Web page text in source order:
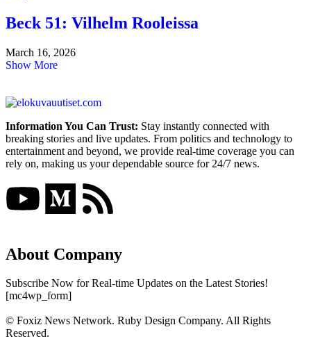
Beck 51: Vilhelm Rooleissa
March 16, 2026
Show More
Information You Can Trust: Stay instantly connected with
breaking stories and live updates. From politics and technology to
entertainment and beyond, we provide real-time coverage you can
rely on, making us your dependable source for 24/7 news.
About Company
Subscribe Now for Real-time Updates on the Latest Stories!
[mc4wp_form]
© Foxiz News Network. Ruby Design Company. All Rights
Reserved.